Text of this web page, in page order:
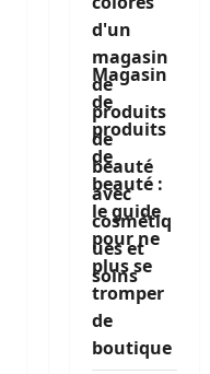
Magasin
de
produits
de
beauté :
le guide
pour ne
plus se
tromper
de
boutique